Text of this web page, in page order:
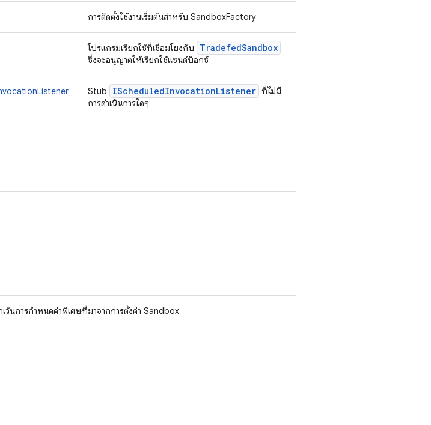
การติดตั้งใช้งานเริ่มต้นสำหรับ SandboxFactory
โปรแกรมเรียกใช้ที่เชื่อมโยงกับ TradefedSandbox
ซึ่งจะอนุญาตให้เรียกใช้แซนด์บ็อกซ์
Stub IScheduledInvocationListener ที่ไม่มี
การดำเนินการใดๆ
ว้นการกำหนดค่าพิเศษที่มาจากการตั้งค่า Sandbox